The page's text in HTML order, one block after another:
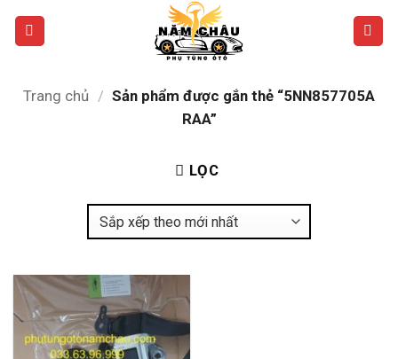
Trang chủ / Sản phẩm được gắn thẻ “5NN857705A
RAA”
LỌC